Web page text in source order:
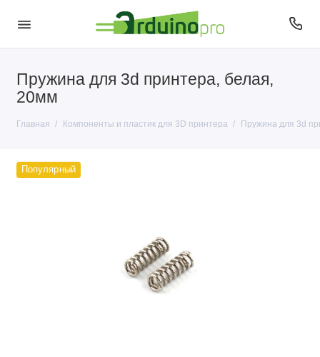
Пружина для 3d принтера, белая,
20мм
Главная Компоненты и пластик для 3D принтера Пружина для 3d
Пластик для 3D печати
Популярный